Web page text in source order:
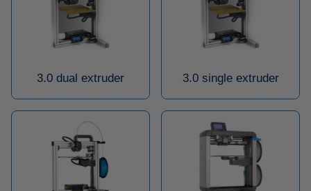
3.0 dual extruder 3.0 single extruder